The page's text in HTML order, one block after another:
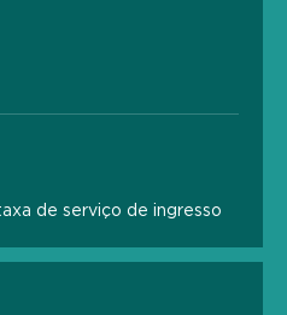
de serviço de ingresso